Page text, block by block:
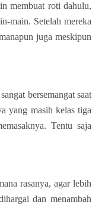
membuat roti dahulu,
main. Setelah mereka
juga meskipun
bersemangat saat
yang masih kelas tiga
Tentu saja
rasanya, agar lebih
dan menambah